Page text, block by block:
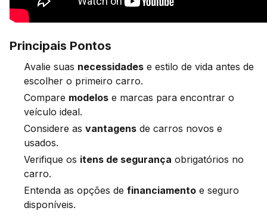
Principais Pontos
Avalie suas necessidades e estilo de vida antes de
escolher o primeiro carro.
Compare modelos e marcas para encontrar o
veículo ideal.
Considere as vantagens de carros novos e
usados.
Verifique os itens de segurança obrigatórios no
carro.
Entenda as opções de financiamento e seguro
disponíveis.